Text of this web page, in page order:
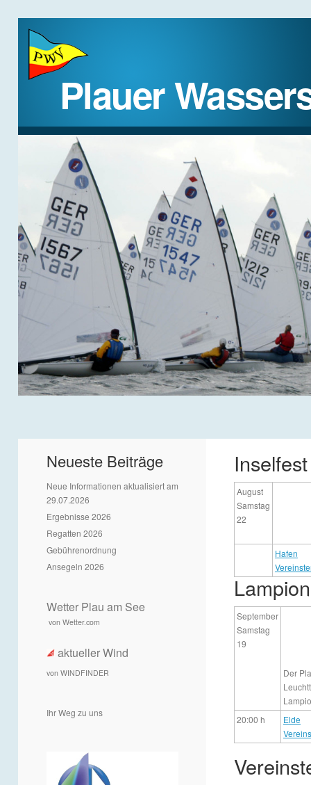
Plauer
STARTSEITE
Neueste Beiträge
Neue Informationen aktualisiert am
29.07.2026
Ergebnisse 2026
Regatten 2026
Gebührenordnung
Ansegeln 2026
Wetter Plau am See
von Wetter.com
aktueller Wind
von WINDFINDER
Ihr Weg zu uns
Inselfest
August
Samstag
22
Hafen
September
Samstag
19
Der
20:00 h
Elde